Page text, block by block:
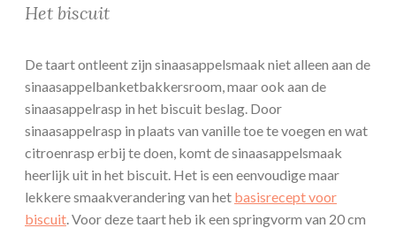
Het biscuit
De taart ontleent zijn sinaasappelsmaak niet alleen aan de
sinaasappelbanketbakkersroom, maar ook aan de
sinaasappelrasp in het biscuit beslag. Door
sinaasappelrasp in plaats van vanille toe te voegen en wat
citroenrasp erbij te doen, komt de sinaasappelsmaak
heerlijk uit in het biscuit. Het is een eenvoudige maar
lekkere smaakverandering van het basisrecept voor
biscuit. Voor deze taart heb ik een springvorm van 20 cm